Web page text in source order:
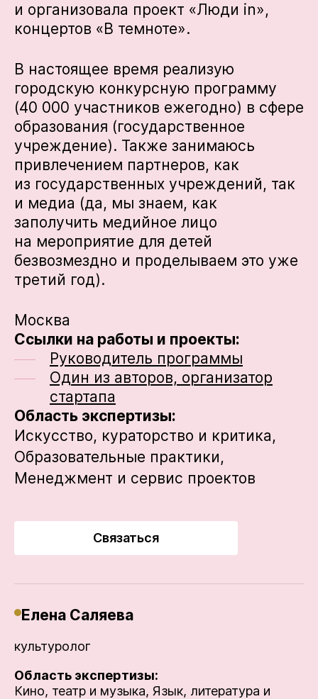
и организовала проект «Люди in»,
концертов «В темноте».
В настоящее время реализую
городскую конкурсную программу
(40 000 участников ежегодно) в сфере
образования (государственное
учреждение). Также занимаюсь
привлечением партнеров, как
из государственных учреждений, так
и медиа (да, мы знаем, как
заполучить медийное лицо
на мероприятие для детей
безвозмездно и проделываем это уже
третий год).
Москва
Ссылки на работы и проекты:
Руководитель программы
Один из авторов, организатор
стартапа
Область экспертизы:
Искусство, кураторство и критика,
Образовательные практики,
Менеджмент и сервис проектов
Связаться
Елена Саляева
культуролог
Область экспертизы:
Кино, театр и музыка, Язык, литература и